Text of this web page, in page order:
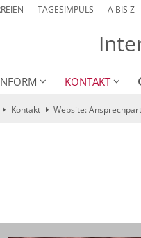
TAGESIMPULS A BIS Z
KONTAKT
Kontakt Website: